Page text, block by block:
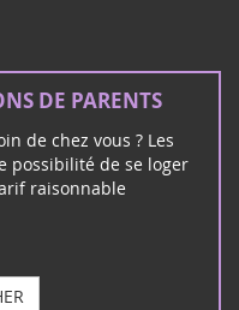
DE PARENTS
de chez vous ? Les
possibilité de se loger
raisonnable